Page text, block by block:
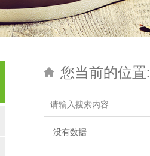
您当前的位置:
没有数据